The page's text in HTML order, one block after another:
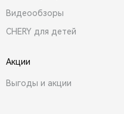
Видеообзоры
CHERY для детей
Акции
Выгоды и акции